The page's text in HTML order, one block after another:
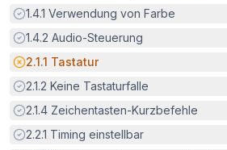
Erfüllt:
1.4.1 Verwendung von Farbe
Erfüllt:
1.4.2 Audio-Steuerung
Potenzielle Barriere:
2.1.1 Tastatur
Erfüllt:
2.1.2 Keine Tastaturfalle
Erfüllt:
2.1.4 Zeichentasten-Kurzbefehle
Erfüllt:
2.2.1 Timing einstellbar